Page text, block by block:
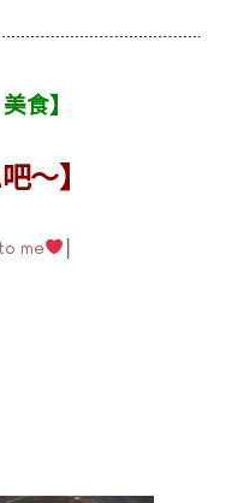
美食】
～】
me